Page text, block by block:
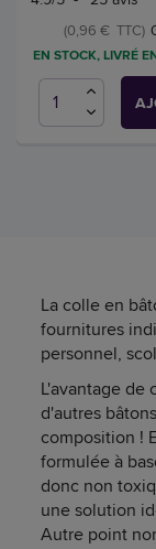
(0,96 € TTC)
EN STOCK, LIVRÉ
La colle en
fournitures
personnel,
L'avantage de
d'autres
composition !
formulée à
donc non
une solution
Autre point